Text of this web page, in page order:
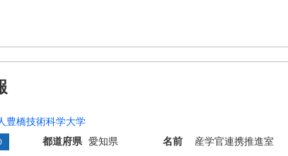
豊橋技術科学大学
都道府県 愛知県 名前 産学官連携推進室